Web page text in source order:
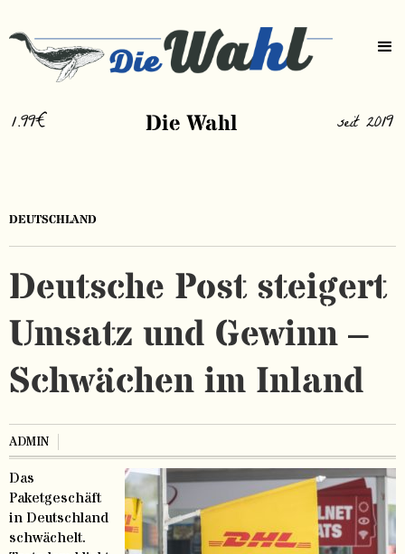
1.99€ Die Wahl seit 2019
DEUTSCHLAND
Deutsche Post steigert
Umsatz und Gewinn –
Schwächen im Inland
ADMIN
Das
Paketgeschäft
in Deutschland
schwächelt.